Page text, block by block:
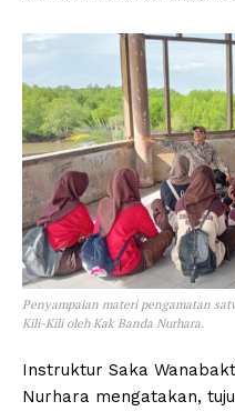
Penyampaian materi pengamatan
Kili-Kili oleh Kak Banda Nurhara.
Instruktur Saka
Nurhara mengatakan,